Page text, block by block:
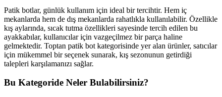
Patik botlar, günlük kullanım için ideal bir tercihtir. Hem iç
mekanlarda hem de dış mekanlarda rahatlıkla kullanılabilir. Özellikle
kış aylarında, sıcak tutma özellikleri sayesinde tercih edilen bu
ayakkabılar, kullanıcılar için vazgeçilmez bir parça haline
gelmektedir. Toptan patik bot kategorisinde yer alan ürünler, satıcılar
için mükemmel bir seçenek sunarak, kış sezonunun getirdiği
talepleri karşılamanızı sağlar.
Bu Kategoride Neler Bulabilirsiniz?